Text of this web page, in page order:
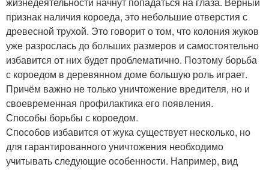
признак наличия короеда, это небольшие отверстия с
древесной трухой. Это говорит о том, что колония жуков
уже разрослась до больших размеров и самостоятельно
избавится от них будет проблематично. Поэтому борьба
с короедом в деревянном доме большую роль играет.
Причём важно не только уничтожение вредителя, но и
своевременная профилактика его появления.
Способы борьбы с короедом.
Способов избавится от жука существует несколько, но
для гарантированного уничтожения необходимо
учитывать следующие особенности. Например, вид